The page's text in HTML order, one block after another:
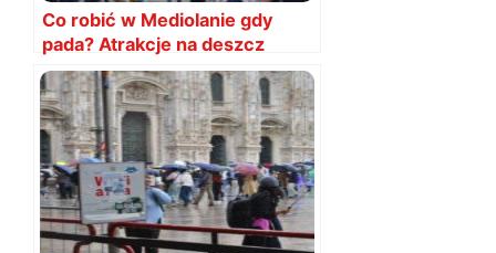
Co robić w Mediolanie gdy
pada? Atrakcje na deszcz